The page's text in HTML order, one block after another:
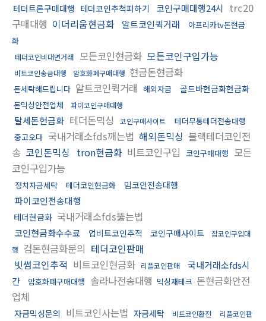
테더트론구매대행 테더코인추척피하기 코인구매대행24시 trc20
구매대행 이더리움현금화 알트코인퀵거래
아프리카tv돈현금
화
테더코인비대면거래 모든코인현금화 모든코인구입가능
비트코인송금대행 암호화폐구매대행 현금돈현금화
돈세탁해드립니다 알트코인퀵거래 해외자금 골드바현금화현금화
돈믹싱안전업체 파이코인구매대행
탈세돈현금화 테더돈믹싱 코인구매사이트
테더무통테더전송대행
중고오다 국내거래소fds깨는법 해외돈믹싱 블랙테더코인전
송 코인돈믹싱 tron현금화 비트코인구입 코인구매대행 모든
코인구입가능
정치자금세탁 테더코인현금화 밈코인전송대행
파이코인전송대행
테더현금화 국내거래소fds뚫는법
코인현금화수수료 업비트코인추적 코인구매사이트
잡코인구입대
행 검돈현금화문의 테더코인판매
빗썸코인추적 비트코인현금화 리플코인판매
국내거래소fds시
간
암호화폐구매대행 솔라나전송대행 믹싱재테크 돈현금화안전
업체
자금믹싱문의 비트코인사는법 자금세탁 비트코인환전
리플코인판